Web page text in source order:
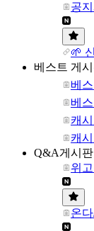
공
🌱
베스트 게
베
베
캐
캐
Q&A게시판
위
온